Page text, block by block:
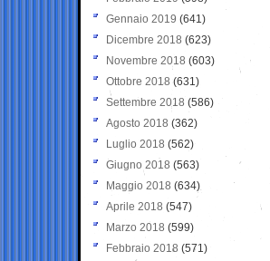
Gennaio 2019 (641)
Dicembre 2018 (623)
Novembre 2018 (603)
Ottobre 2018 (631)
Settembre 2018 (586)
Agosto 2018 (362)
Luglio 2018 (562)
Giugno 2018 (563)
Maggio 2018 (634)
Aprile 2018 (547)
Marzo 2018 (599)
Febbraio 2018 (571)